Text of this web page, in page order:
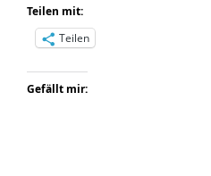
Teilen mit:
Teilen
Gefällt mir: